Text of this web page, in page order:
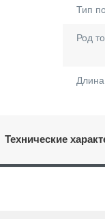
Тип
Род
Длина
Технические